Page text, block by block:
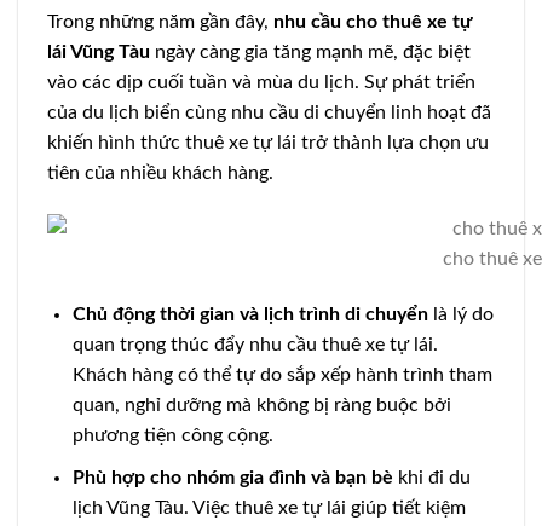
Trong những năm gần đây, nhu cầu cho thuê xe tự
lái Vũng Tàu ngày càng gia tăng mạnh mẽ, đặc biệt
vào các dịp cuối tuần và mùa du lịch. Sự phát triển
của du lịch biển cùng nhu cầu di chuyển linh hoạt đã
khiến hình thức thuê xe tự lái trở thành lựa chọn ưu
tiên của nhiều khách hàng.
cho thuê
Chủ động thời gian và lịch trình di chuyểnlà lý do
quan trọng thúc đẩy nhu cầu thuê xe tự lái.
Khách hàng có thể tự do sắp xếp hành trình tham
quan, nghỉ dưỡng mà không bị ràng buộc bởi
phương tiện công cộng.
Phù hợp cho nhóm gia đình và bạn bè khi đi du
lịch Vũng Tàu. Việc thuê xe tự lái giúp tiết kiệm